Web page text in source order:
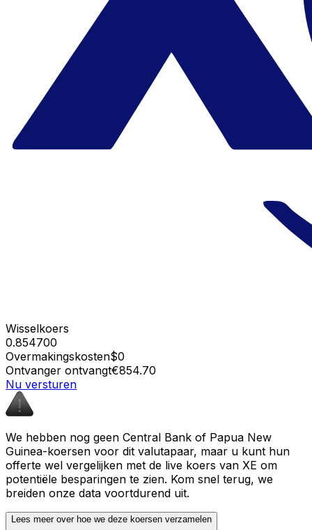
Wisselkoers
0.854700
Overmakingskosten$0
Ontvanger ontvangt€854.70
Nu versturen
We hebben nog geen Central Bank of Papua New
Guinea-koersen voor dit valutapaar, maar u kunt hun
offerte wel vergelijken met de live koers van XE om
potentiële besparingen te zien. Kom snel terug, we
breiden onze data voortdurend uit.
Lees meer over hoe we deze koersen verzamelen